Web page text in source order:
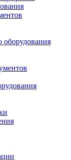
оборудования